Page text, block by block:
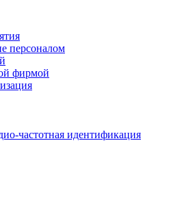
персоналом
фирмой
частотная идентификация